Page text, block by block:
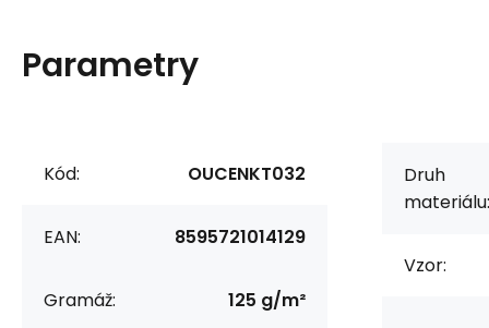
Parametry
Kód: OUCENKT032
EAN: 8595721014129
Gramáž: 125 g/m²
Druh
materiálu:
Vzor: